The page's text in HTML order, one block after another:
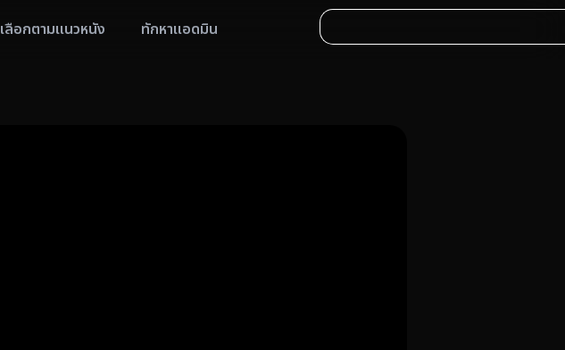
เลือกตามแนวหนัง ทักหาแอดมิน